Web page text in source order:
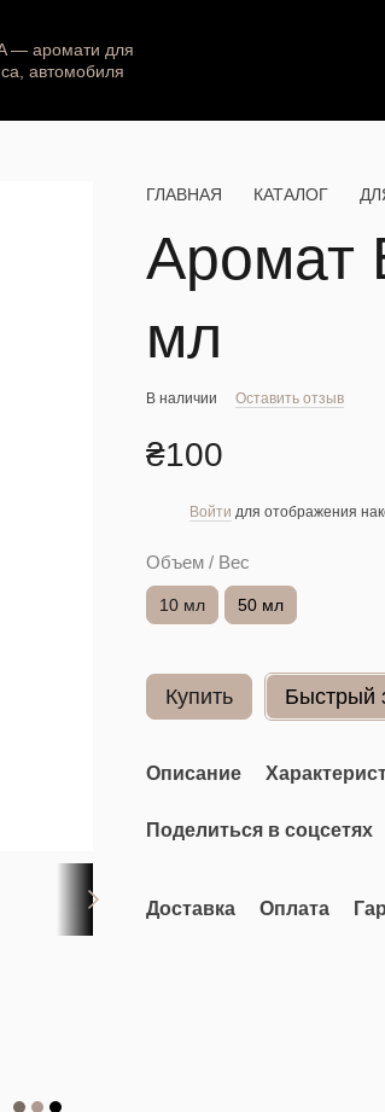
ГЛАВНАЯ КАТАЛОГ
Аромат
мл
В наличии Оставить отзыв
₴100
Войти для отображения
Объем / Вес
10 мл 50 мл
Купить Быстрый
Описание
Поделиться в соцсетях
Доставка Оплата